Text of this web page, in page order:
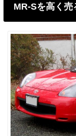
MR-Sを高く売